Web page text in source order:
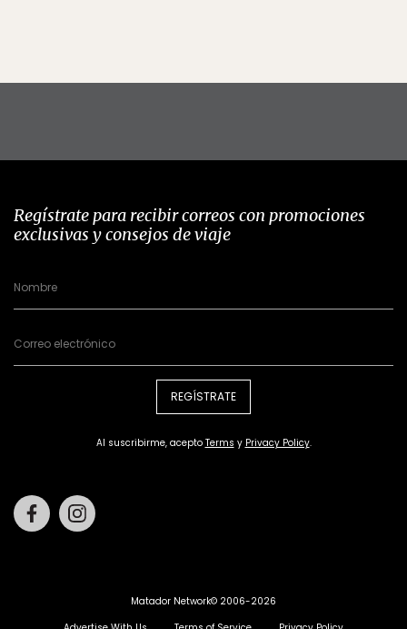
Regístrate para recibir correos con promociones
exclusivas y consejos de viaje
REGÍSTRATE
Al suscribirme, acepto Terms y Privacy Policy.
Facebook
Matador Network© 2006-2026